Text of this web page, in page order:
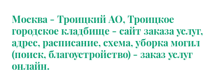
Москва - Троицкий АО, Троицкое
городское кладбище - сайт заказа услуг,
адрес, расписание, схема, уборка могил
(поиск, благоустройство) - заказ услуг
онлайн.